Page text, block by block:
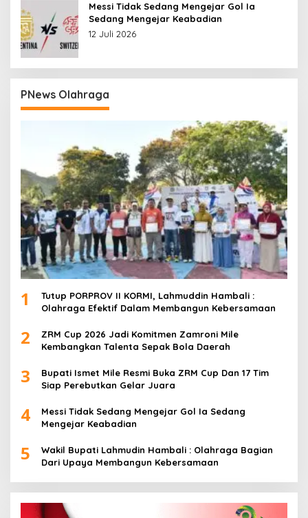
Messi Tidak Sedang Mengejar Gol Ia
Sedang Mengejar Keabadian
12 Juli 2026
PNews Olahraga
1
Tutup PORPROV II KORMI, Lahmuddin Hambali :
Olahraga Efektif Dalam Membangun Kebersamaan
2
ZRM Cup 2026 Jadi Komitmen Zamroni Mile
Kembangkan Talenta Sepak Bola Daerah
3
Bupati Ismet Mile Resmi Buka ZRM Cup Dan 17 Tim
Siap Perebutkan Gelar Juara
4
Messi Tidak Sedang Mengejar Gol Ia Sedang
Mengejar Keabadian
5
Wakil Bupati Lahmudin Hambali : Olahraga Bagian
Dari Upaya Membangun Kebersamaan